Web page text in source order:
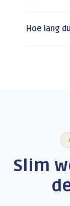
Hoe lang
Slim